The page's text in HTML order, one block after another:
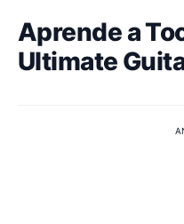
Aprende a
Ultimate